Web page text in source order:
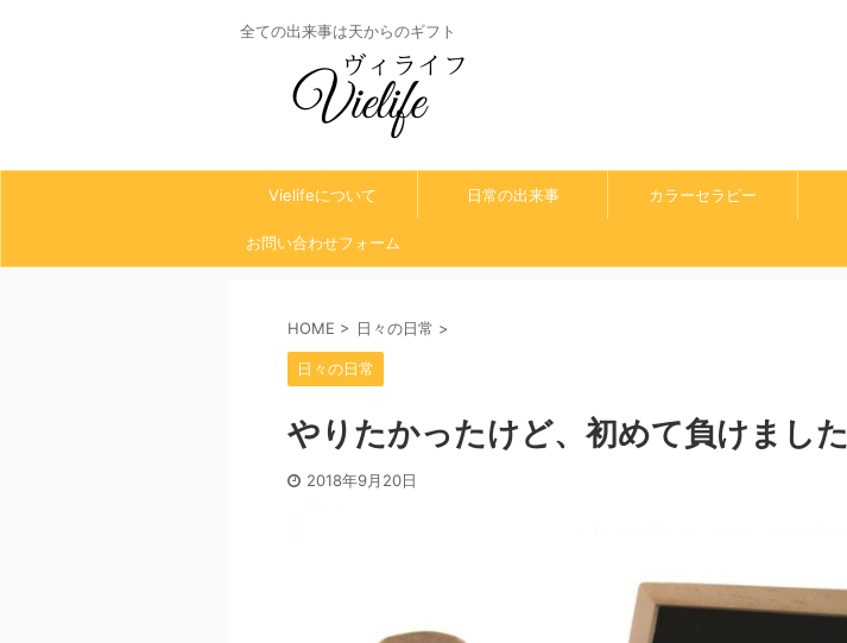
全ての出来事は天からのギフト
Vielifeについて 日常の出来事 カラーセラピー
お問い合わせフォーム
HOME > 日々の日常 >
日々の日常
やりたかったけど、初めて負けました
2018年9月20日